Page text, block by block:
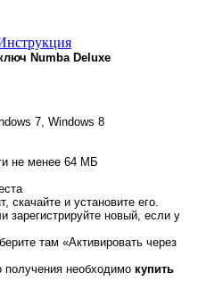
Numba Deluxe
7, Windows 8
не менее 64 МБ
скачайте и установите его.
зарегистрируйте новый, если у
там «Активировать через
получения необходимо купить